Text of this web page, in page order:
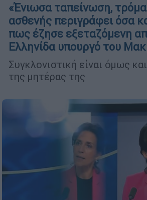
«Ένιωσα ταπείνωση,
ασθενής περιγράφει όσα
πως έζησε εξεταζόμενη
Ελληνίδα υπουργό του
Συγκλονιστική είναι όμως
της μητέρας της